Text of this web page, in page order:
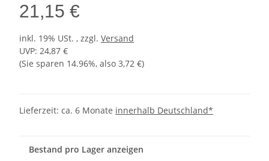
21,15 €
inkl. 19% USt. , zzgl. Versand
UVP: 24,87 €
(Sie sparen 14.96%, also 3,72 €)
Lieferzeit: ca. 6 Monate innerhalb Deutschland*
Bestand pro Lager anzeigen